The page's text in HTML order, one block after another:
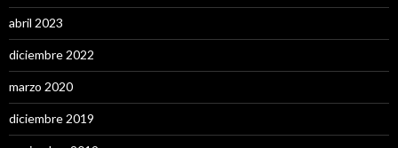
abril 2023
diciembre 2022
marzo 2020
diciembre 2019